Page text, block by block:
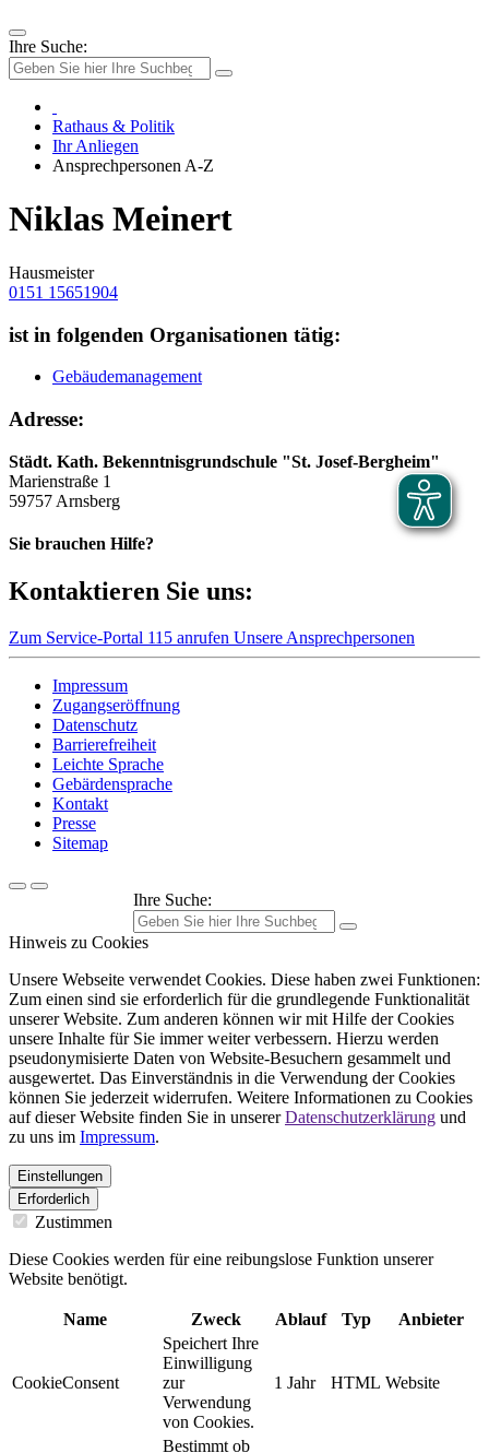
Ihre Suche:
Rathaus & Politik
Ihr Anliegen
Ansprechpersonen A-Z
Niklas Meinert
Hausmeister
0151 15651904
ist in folgenden Organisationen tätig:
Gebäudemanagement
Adresse:
Städt. Kath. Bekenntnisgrundschule "St. Josef-Bergheim"
Marienstraße 1
59757 Arnsberg
Sie brauchen Hilfe?
Kontaktieren Sie uns:
Zum Service-Portal 115 anrufen Unsere Ansprechpersonen
Impressum
Zugangseröffnung
Datenschutz
Barrierefreiheit
Leichte Sprache
Gebärdensprache
Kontakt
Presse
Sitemap
Ihre Suche:
Hinweis zu Cookies
Unsere Webseite verwendet Cookies. Diese haben zwei Funktionen:
Zum einen sind sie erforderlich für die grundlegende Funktionalität
unserer Website. Zum anderen können wir mit Hilfe der Cookies
unsere Inhalte für Sie immer weiter verbessern. Hierzu werden
pseudonymisierte Daten von Website-Besuchern gesammelt und
ausgewertet. Das Einverständnis in die Verwendung der Cookies
können Sie jederzeit widerrufen. Weitere Informationen zu Cookies
auf dieser Website finden Sie in unsererDatenschutzerklärung und
zu uns im Impressum.
Einstellungen
Erforderlich
Zustimmen
Diese Cookies werden für eine reibungslose Funktion unserer
Website benötigt.
Name Zweck Ablauf Typ Anbieter
CookieConsent
Speichert Ihre
Einwilligung
zur
Verwendung
von Cookies.
1 Jahr HTML Website
Bestimmt ob